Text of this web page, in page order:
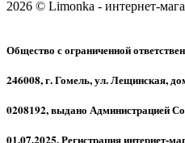
2026 © Limonka - интернет-
Общество с ограниченной
246008, г. Гомель, ул. Лещинская,
0208192, выдано Администрацией